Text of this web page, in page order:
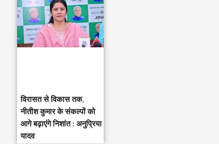
विरासत से विकास तक,
नीतीश कुमार के संकल्पों को
आगे बढ़ाएंगे निशांत : अनुप्रिया
यादव